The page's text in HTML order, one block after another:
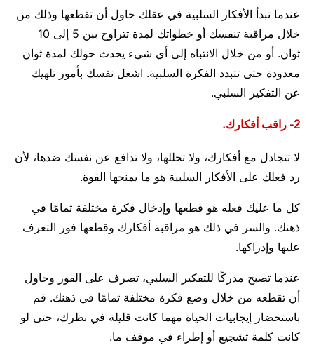
عندما تبدأ الأفكار السلبية في عقلك حاول أن تقطعها وذلك من
خلال مراقبة تنفسك أو خطواتك لمدة تتراوح بين 5 إلى 10
ثوان. أو من خلال الانتباه إلى أي شيء يحدث حولك لمدة ثوان
معدودة حتى تتبدد الفكرة السلبية. اشغل نفسك بأمور تلهيك
عن التفكير السلبي.
2- راقب أفكارك.
لا تتجادل مع أفكارك، ولا تحللها، ولا تدافع عن نفسك ضدها، لأن
رد فعلك على الأفكار السلبية هو ما يمنحها القوة.
كل ما عليك فعله هو قطعها وإدخال فكرة مختلفة تمامًا في
ذهنك. والسر في ذلك هو مراقبة أفكارك وقطعها فور التعرف
عليها وإدراكها.
عندما تصبح مدركًا للتفكير السلبي، تصرف على الفور وحاول
أن تقطعه من خلال وضع فكرة مختلفة تمامًا في ذهنك. قم
باستحضار إيجابيات الحياة مهما كانت قليلة في نظرك، حتى لو
كانت كلمة تشجيع أو إطراء في موقف ما.